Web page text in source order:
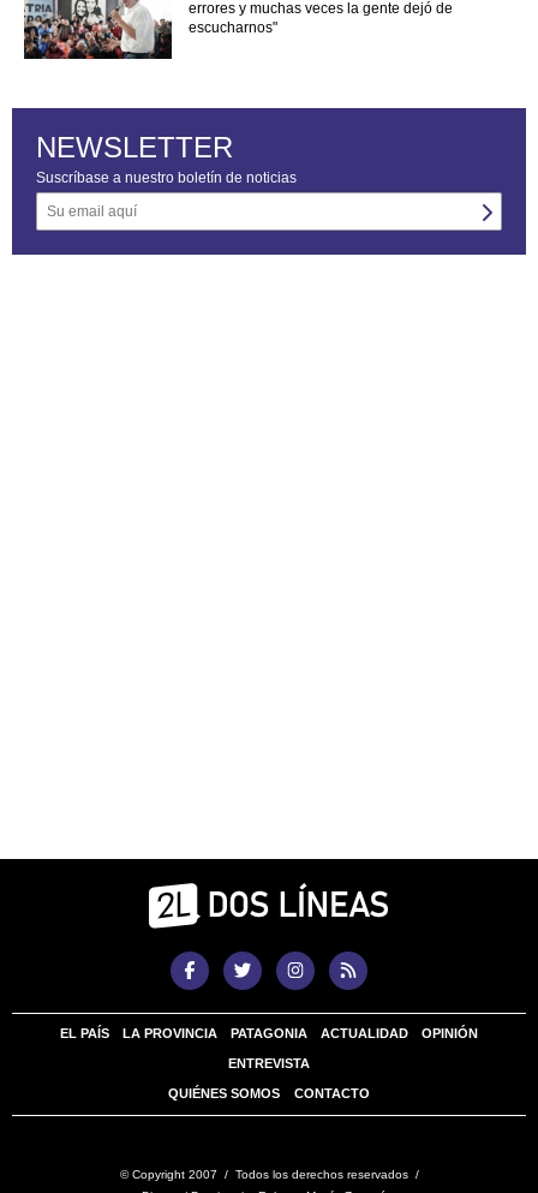
errores y muchas veces la gente dejó de
escucharnos"
NEWSLETTER
Suscríbase a nuestro boletín de noticias
EL PAÍS LA PROVINCIA PATAGONIA ACTUALIDAD OPINIÓN
ENTREVISTA
QUIÉNES SOMOS CONTACTO
© Copyright 2007 / Todos los derechos reservados /